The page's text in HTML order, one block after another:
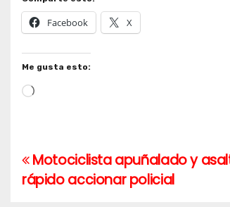
Facebook X
Me gusta esto:
Cargando...
Navegación
de
Motociclista apuñalado y
rápido accionar policial